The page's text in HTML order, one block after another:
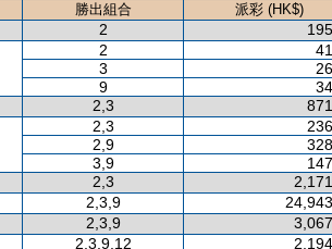
勝出組合
派彩 (HK$)
2
2
3
9
2,3
2,3
2,9
3,9
2,3
2,3,9
2,3,9
2,3,9,12